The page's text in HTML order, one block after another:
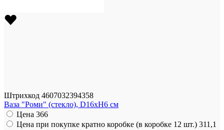
Штрихкод 4607032394358
Ваза "Роми" (стекло), D16xH6 см
Цена 366
Цена при покупке кратно коробке (в коробке 12 шт.) 311,1